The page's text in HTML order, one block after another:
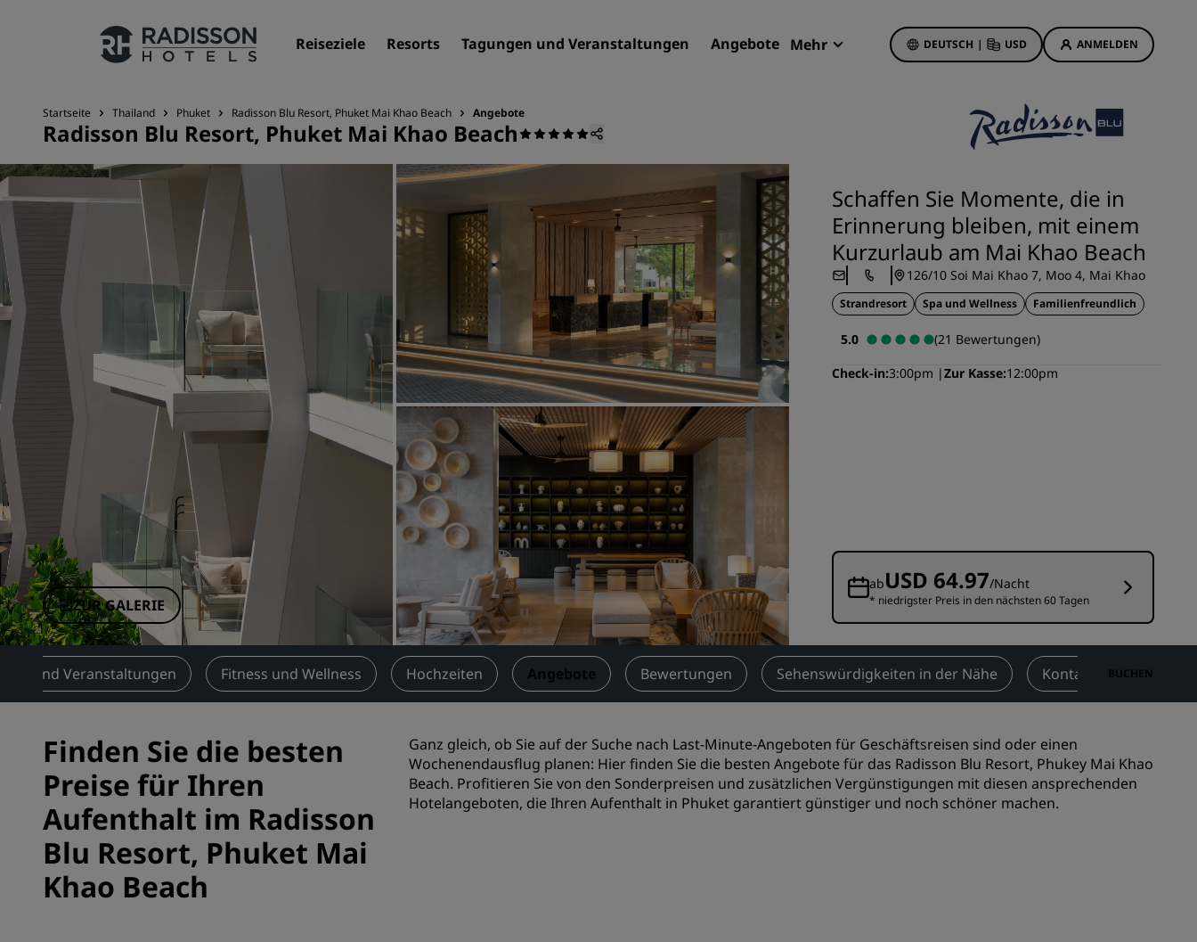
Reiseziele Resorts Tagungen und Veranstaltungen Angebote Mehr DEUTSCH | USD ANMELDEN
Unsere Marken
Marken von Radisson Hotels
Verbundene Marken in China
Resorts
Serviced Apartments
Flughafenhotels
Neue und geplante Hotels
Tagungen und
Veranstaltungen
Entdecken Sie Radisson Meetings
Einen Meetingraum buchen
Fordern Sie ein Angebot an
Veranstaltungsorte
Branchenlösungen
Flüge suchen
Flüge suchen
Restaurants
Nach einem Restaurant suchen
Radisson Hotels App
Hotelangebote
Bonus für die erste Buchung
Deals of the Day
Im Voraus buchen
Unsere Angebote anzeigen
Reisevorschläge
Familienfreundliche Hotels
Besuchen Sie unseren Blog
Radisson Rewards
Entdecken Sie Radisson Rewards
Vorteile
So verwenden Sie Punkte
Bookers and Planners
REGISTRIEREN
Startseite Thailand Phuket Radisson Blu Resort, Phuket Mai Khao Beach Angebote
Radisson Blu Resort, Phuket Mai Khao Beach
ZUR GALERIE
Schaffen Sie Momente, die in
Erinnerung bleiben, mit einem
Kurzurlaub am Mai Khao Beach
126/10 Soi Mai Khao 7, Moo 4, Mai Khao
Strandresort Spa und Wellness Familienfreundlich
5.0
(21 Bewertungen)
Check-in 3:00pm Zur Kasse 12:00pm
abUSD 64.97/Nacht
* niedrigster Preis in den nächsten 60 Tagen
und Veranstaltungen Fitness und Wellness Hochzeiten Angebote Bewertungen Sehenswürdigkeiten in der Nähe Kontakt BUCHEN
Finden Sie die besten
Preise für Ihren
Aufenthalt im Radisson
Blu Resort, Phuket Mai
Khao Beach
Ganz gleich, ob Sie auf der Suche nach Last-Minute-Angeboten für Geschäftsreisen sind oder einen
Wochenendausflug planen: Hier finden Sie die besten Angebote für das Radisson Blu Resort, Phukey Mai Khao
Beach. Profitieren Sie von den Sonderpreisen und zusätzlichen Vergünstigungen mit diesen ansprechenden
Hotelangeboten, die Ihren Aufenthalt in Phuket garantiert günstiger und noch schöner machen.